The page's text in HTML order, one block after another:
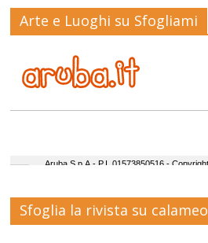
Arte e Luoghi su Sfogliami
Sfoglia la rivista su calameo